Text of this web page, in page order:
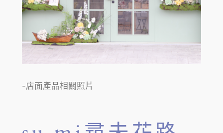
-店面產品相關照片